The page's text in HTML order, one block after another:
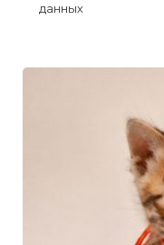
данных